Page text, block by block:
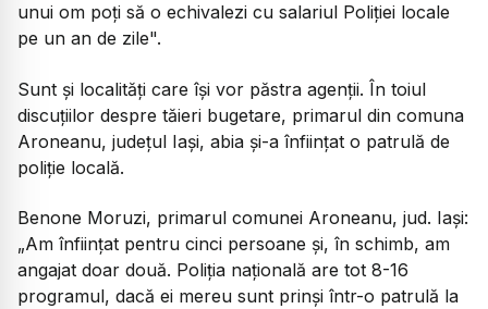
unui om poți să o echivalezi cu salariul Poliției locale
pe un an de zile".
Sunt și localități care își vor păstra agenții. În toiul
discuțiilor despre tăieri bugetare, primarul din comuna
Aroneanu, județul Iași, abia și-a înființat o patrulă de
poliție locală.
Benone Moruzi, primarul comunei Aroneanu, jud. Iași:
„Am înființat pentru cinci persoane și, în schimb, am
angajat doar două. Poliția națională are tot 8-16
programul, dacă ei mereu sunt prinși într-o patrulă la